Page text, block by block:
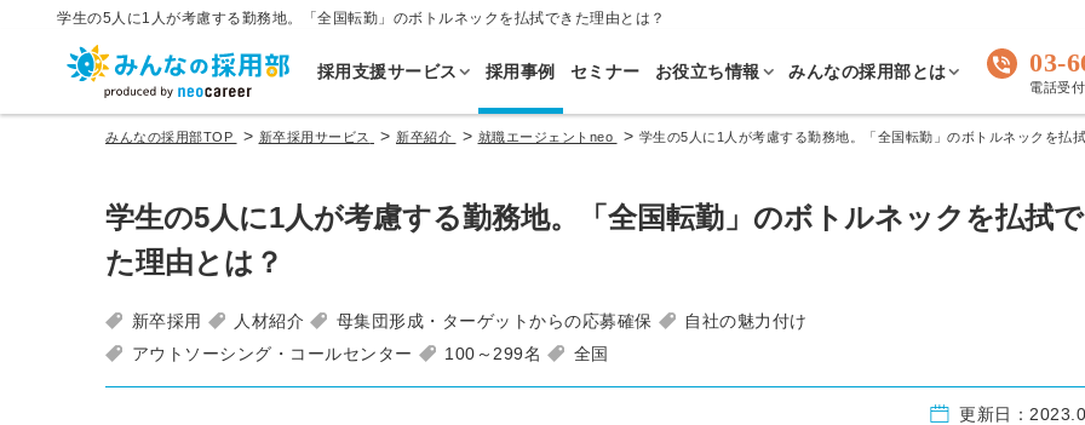
学生の5人に1人が考慮する勤務地。「全国転勤」のボトルネックを払拭できた理由とは？
採用支援サービス 採用事例 セミナー お役立ち情報 みんなの採用部とは 03-
電話受
みんなの採用部TOP > 新卒採用サービス > 新卒紹介 > 就職エージェントneo > 学生の5人に1人が考慮する勤務地。「全国転勤」のボトルネックを払
学生の5人に1人が考慮する勤務地。「全国転勤」のボトルネックを払拭
た理由とは？
新卒採用 人材紹介 母集団形成・ターゲットからの応募確保
自社の魅力付け
アウトソーシング・コールセンター
100～299名 全国
更新日：